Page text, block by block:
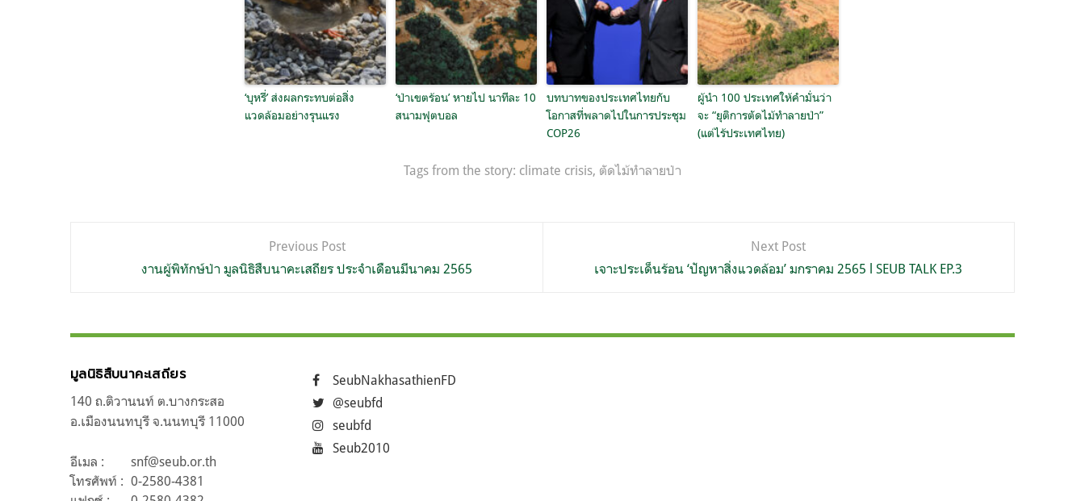
‘บุหรี่’ ส่งผลกระทบต่อสิ่ง
แวดล้อมอย่างรุนแรง
‘ป่าเขตร้อน’ หายไป นาทีละ 10
สนามฟุตบอล
บทบาทของประเทศไทยกับ
โอกาสที่พลาดไปในการประชุม
COP26
ผู้นำ 100 ประเทศให้คำมั่นว่า
จะ “ยุติการตัดไม้ทำลายป่า”
(แต่ไร้ประเทศไทย)
Tags from the story: climate crisis, ตัดไม้ทำลายป่า
Previous Post
งานผู้พิทักษ์ป่า มูลนิธิสืบนาคะเสถียร ประจำเดือนมีนาคม 2565
Next Post
เจาะประเด็นร้อน ‘ปัญหาสิ่งแวดล้อม’ มกราคม 2565 l SEUB TALK EP.3
มูลนิธิสืบนาคะเสถียร
140 ถ.ติวานนท์ ต.บางกระสอ
อ.เมืองนนทบุรี จ.นนทบุรี 11000
อีเมล :
snf@seub.or.th
โทรศัพท์ : 0-2580-4381
SeubNakhasathienFD
@seubfd
seubfd
Seub2010